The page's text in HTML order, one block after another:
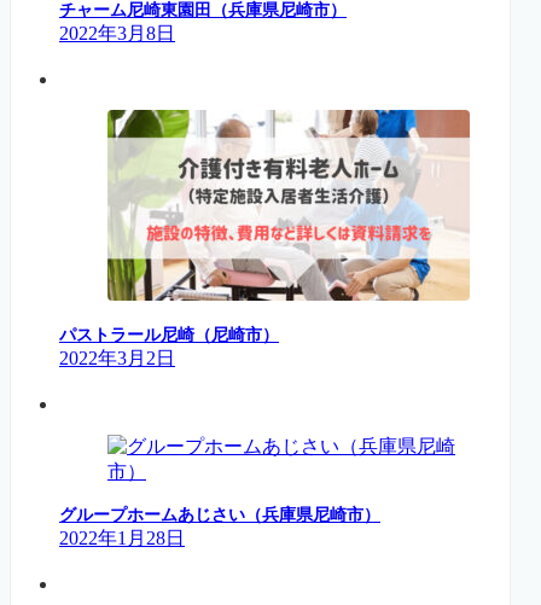
チャーム尼崎東園田（兵庫県尼崎市）
2022年3月8日
パストラール尼崎（尼崎市）
2022年3月2日
グループホームあじさい（兵庫県尼崎市）
2022年1月28日